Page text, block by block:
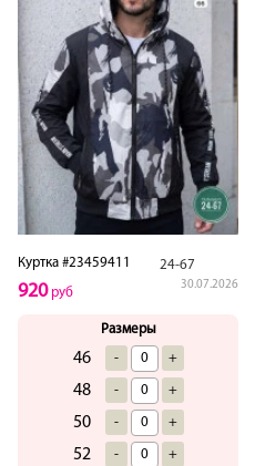
Куртка #23459411 24-67
30.07.2026
920руб
Размеры
46 - +
48 - +
50 - +
52 - +